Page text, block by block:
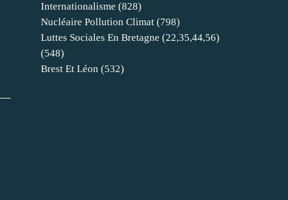
Internationalisme (828)
Nucléaire Pollution Climat (798)
Luttes Sociales En Bretagne (22,35,44,56)
(548)
Brest Et Léon (532)